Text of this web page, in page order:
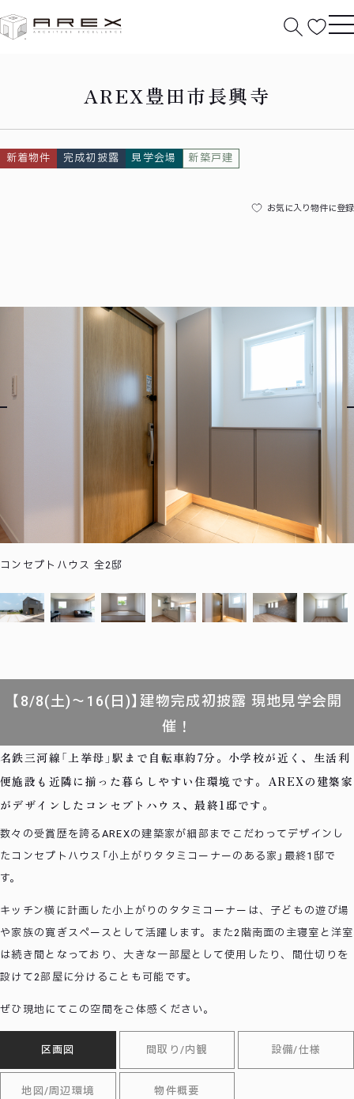
AREX豊田市長興寺
新着物件 完成初披露 見学会場 新築戸建
お気に入り物件に登録
コンセプトハウス 全2邸
【8/8(土)～16(日)】建物完成初披露 現地見学会開
催！
名鉄三河線「上挙母」駅まで自転車約7分。小学校が近く、生活利
便施設も近隣に揃った暮らしやすい住環境です。AREXの建築家
がデザインしたコンセプトハウス、最終1邸です。
数々の受賞歴を誇るAREXの建築家が細部までこだわってデザインし
たコンセプトハウス「小上がりタタミコーナーのある家」最終1邸で
す。
キッチン横に計画した小上がりのタタミコーナーは、子どもの遊び場
や家族の寛ぎスペースとして活躍します。また2階南面の主寝室と洋室
は続き間となっており、大きな一部屋として使用したり、間仕切りを
設けて2部屋に分けることも可能です。
ぜひ現地にてこの空間をご体感ください。
区画図 間取り/内観 設備/仕様
地図/周辺環境 物件概要